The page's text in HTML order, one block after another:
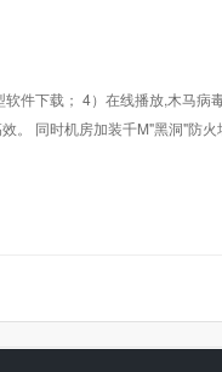
件下载； 4）在线播放,木马病
同时机房加装千M"黑洞"防火